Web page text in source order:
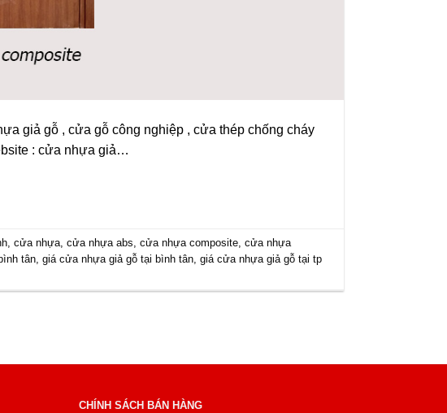
giả gỗ , cửa gỗ công nghiệp , cửa thép chống cháy
: cửa nhựa giả…
,cửa nhựa ,cửa nhựa abs ,cửa nhựa composite ,cửa nhựa
tân ,giá cửa nhựa giả gỗ tại bình tân ,giá cửa nhựa giả gỗ tại tp
CHÍNH SÁCH BÁN HÀNG